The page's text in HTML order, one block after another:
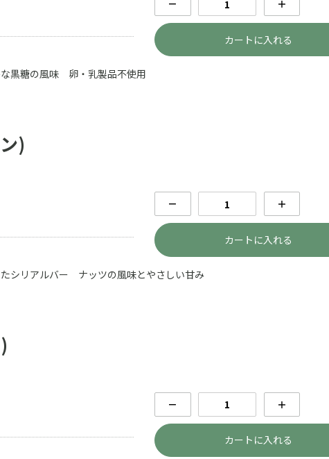
－ ＋
カートに入れる
黒糖の風味 卵・乳製品不使用
)
－ ＋
カートに入れる
シリアルバー ナッツの風味とやさしい甘み
－ ＋
カートに入れる